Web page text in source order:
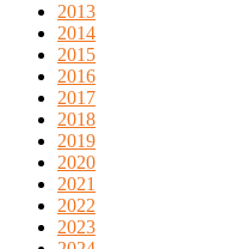
2013
2014
2015
2016
2017
2018
2019
2020
2021
2022
2023